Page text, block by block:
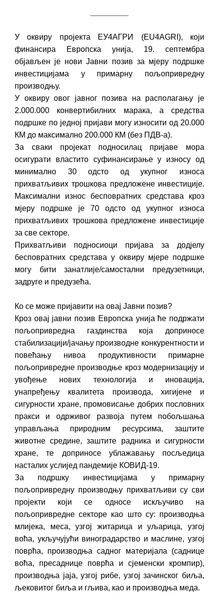
..........................
У оквиру пројекта ЕУ4АГРИ (EU4AGRI), који
финансира Европска унија, 19. септембра
објављен је нови Јавни позив за мјеру подршке
инвестицијама у примарну пољопривредну
производњу.
У оквиру овог јавног позива на располагању је
2.000.000 конвертибилних марака, а средства
подршке по једној пријави могу износити од 20.000
КМ до максимално 200.000 КМ (без ПДВ-а).
За сваки пројекат подносилац пријаве мора
осигурати властито суфинансирање у износу од
минимално 30 одсто од укупног износа
прихватљивих трошкова предложене инвестиције.
Максимални износ бесповратних средстава кроз
мјеру подршке је 70 одсто од укупног износа
прихватљивих трошкова предложене инвестиције
за све секторе.
Прихватљиви подносиоци пријава за додјелу
бесповратних средстава у оквиру мјере подршке
могу бити занатлије/самостални предузетници,
задруге и предузећа.
Ко се може пријавити на овај Јавни позив?
Кроз овај јавни позив Европска унија ће подржати
пољопривредна газдинства која доприносе
стабилизацији/јачању производне конкурентности и
повећању нивоа продуктивности примарне
пољопривредне производње кроз модернизацију и
увођење нових технологија и иновација,
унапређењу квалитета производа, хигијене и
сигурности хране, промовисање добрих пословних
пракси и одрживог развоја путем побољшања
управљања природним ресурсима, заштите
животне средине, заштите радника и сигурности
хране, те доприносе ублажавању посљедица
насталих услијед пандемије КОВИД-19.
За подршку инвестицијама у примарну
пољопривредну производњу прихватљиви су сви
пројекти који се односе искључиво на
пољопривредне секторе као што су: производња
млијека, меса, узгој житарица и уљарица, узгој
воћа, укључујући виноградарство и маслине, узгој
поврћа, производња садног материјала (саднице
воћа, пресаднице поврћа и сјеменски кромпир),
производња јаја, узгој рибе, узгој зачинског биља,
љековитог биља и гљива, као и производња меда.